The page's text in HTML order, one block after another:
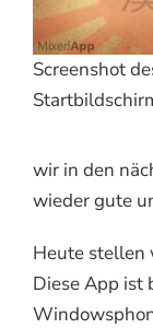
Screenshot
wir in den
wieder gute
Heute stellen
Diese App ist